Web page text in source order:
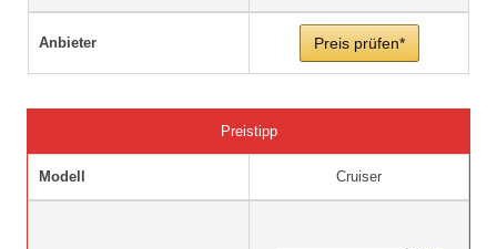
Anbieter Preis prüfen*
Preistipp
Modell Cruiser